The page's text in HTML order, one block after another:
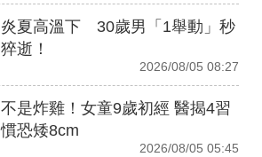
炎夏高溫下 30歲男「1舉動」秒
猝逝！
2026/08/05 08:27
不是炸雞！女童9歲初經 醫揭4習
慣恐矮8cm
2026/08/05 05:45